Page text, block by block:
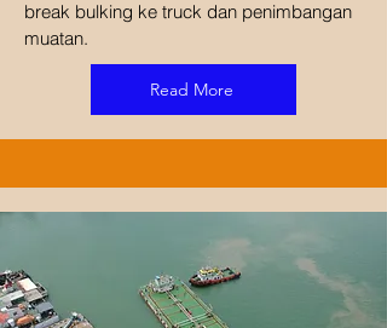
break bulking ke truck dan penimbangan
muatan.
Read More